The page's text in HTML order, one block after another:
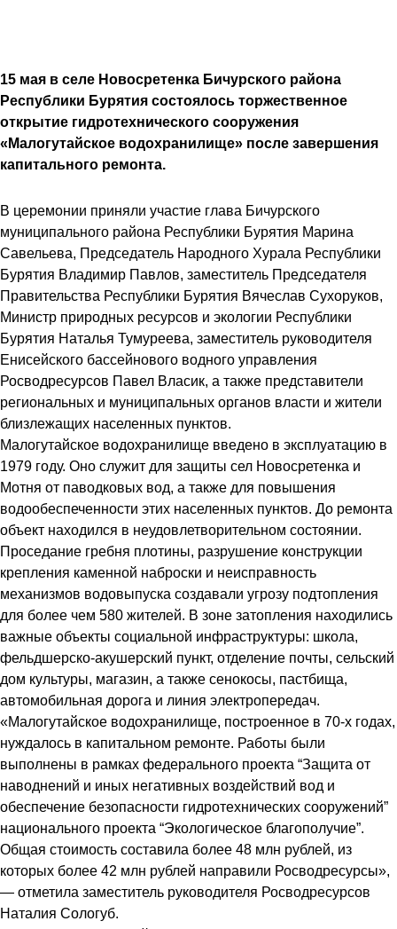
15 мая в селе Новосретенка Бичурского района
Республики Бурятия состоялось торжественное
открытие гидротехнического сооружения
«Малогутайское водохранилище» после завершения
капитального ремонта.
В церемонии приняли участие глава Бичурского
муниципального района Республики Бурятия Марина
Савельева, Председатель Народного Хурала Республики
Бурятия Владимир Павлов, заместитель Председателя
Правительства Республики Бурятия Вячеслав Сухоруков,
Министр природных ресурсов и экологии Республики
Бурятия Наталья Тумуреева, заместитель руководителя
Енисейского бассейнового водного управления
Росводресурсов Павел Власик, а также представители
региональных и муниципальных органов власти и жители
близлежащих населенных пунктов.
Малогутайское водохранилище введено в эксплуатацию в
1979 году. Оно служит для защиты сел Новосретенка и
Мотня от паводковых вод, а также для повышения
водообеспеченности этих населенных пунктов. До ремонта
объект находился в неудовлетворительном состоянии.
Проседание гребня плотины, разрушение конструкции
крепления каменной наброски и неисправность
механизмов водовыпуска создавали угрозу подтопления
для более чем 580 жителей. В зоне затопления находились
важные объекты социальной инфраструктуры: школа,
фельдшерско-акушерский пункт, отделение почты, сельский
дом культуры, магазин, а также сенокосы, пастбища,
автомобильная дорога и линия электропередач.
«Малогутайское водохранилище, построенное в 70-х годах,
нуждалось в капитальном ремонте. Работы были
выполнены в рамках федерального проекта “Защита от
наводнений и иных негативных воздействий вод и
обеспечение безопасности гидротехнических сооружений”
национального проекта “Экологическое благополучие”.
Общая стоимость составила более 48 млн рублей, из
которых более 42 млн рублей направили Росводресурсы»,
— отметила заместитель руководителя Росводресурсов
Наталия Сологуб.